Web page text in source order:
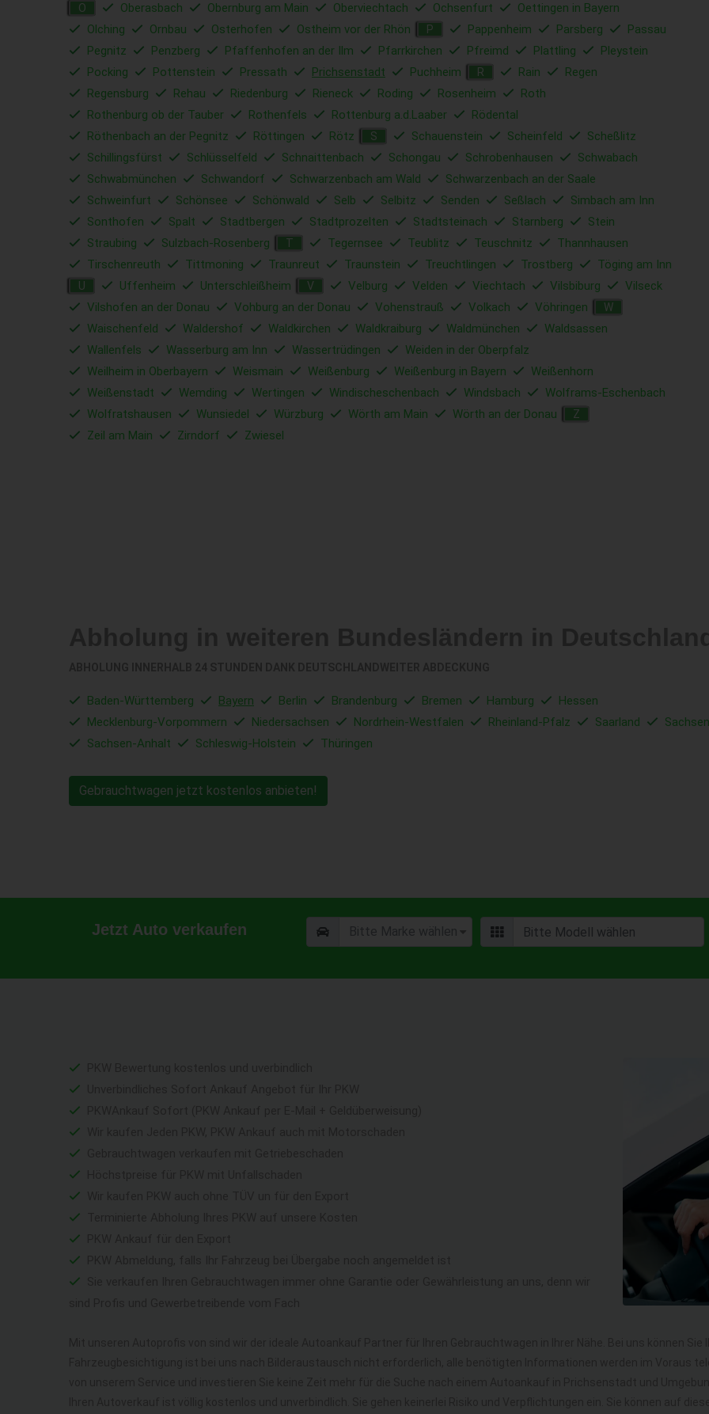
O Oberasbach Obernburg am Main Oberviechtach Ochsenfurt
Oettingen in Bayern
Olching
Ornbau Osterhofen Ostheim vor der Rhön P Pappenheim Parsberg
Passau
Pegnitz
Penzberg Pfaffenhofen an der Ilm Pfarrkirchen Pfreimd Plattling
Pleystein
Pocking
Pottenstein Pressath Prichsenstadt Puchheim R Rain
Regen
Regensburg
Rehau Riedenburg Rieneck Roding Rosenheim
Roth
Rothenburg ob der Tauber
Rothenfels Rottenburg a.d.Laaber
Rödental
Röthenbach an der Pegnitz
Röttingen Rötz S Schauenstein Scheinfeld
Scheßlitz
Schillingsfürst
Schlüsselfeld Schnaittenbach Schongau Schrobenhausen
Schwabach
Schwabmünchen
Schwandorf Schwarzenbach am Wald
Schwarzenbach an der Saale
Schweinfurt
Schönsee Schönwald Selb Selbitz Senden Seßlach
Simbach am Inn
Sonthofen
Spalt Stadtbergen Stadtprozelten Stadtsteinach Starnberg
Stein
Straubing
Sulzbach-Rosenberg T Tegernsee Teublitz Teuschnitz
Thannhausen
Tirschenreuth
Tittmoning Traunreut Traunstein Treuchtlingen Trostberg Töging am Inn
U Uffenheim Unterschleißheim V Velburg Velden Viechtach Vilsbiburg
Vilseck
Vilshofen an der Donau
Vohburg an der Donau Vohenstrauß Volkach Vöhringen W
Waischenfeld Waldershof Waldkirchen Waldkraiburg Waldmünchen
Waldsassen
Wallenfels
Wasserburg am Inn Wassertrüdingen
Weiden in der Oberpfalz
Weilheim in Oberbayern
Weismain Weißenburg Weißenburg in Bayern
Weißenhorn
Weißenstadt
Wemding Wertingen Windischeschenbach Windsbach
Wolframs-Eschenbach
Wolfratshausen
Wunsiedel Würzburg Wörth am Main Wörth an der Donau Z
Zeil am Main Zirndorf Zwiesel
Baden-Württemberg Bayern Berlin Brandenburg Bremen Hamburg
Hessen
Mecklenburg-Vorpommern
Niedersachsen Nordrhein-Westfalen Rheinland-Pfalz Saarland
Sachsen
Sachsen-Anhalt
Schleswig-Holstein Thüringen
Gebrauchtwagen jetzt kostenlos anbieten!
Jetzt Auto verkaufen